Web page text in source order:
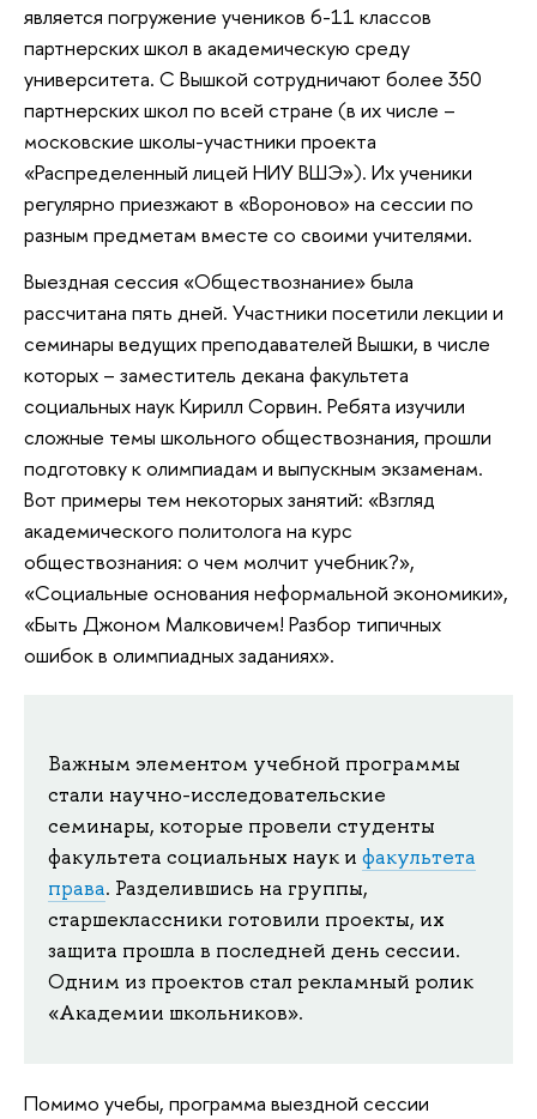
является погружение учеников 6-11 классов
партнерских школ в академическую среду
университета. С Вышкой сотрудничают более 350
партнерских школ по всей стране (в их числе –
московские школы-участники проекта
«Распределенный лицей НИУ ВШЭ»). Их ученики
регулярно приезжают в «Вороново» на сессии по
разным предметам вместе со своими учителями.
Выездная сессия «Обществознание» была
рассчитана пять дней. Участники посетили лекции и
семинары ведущих преподавателей Вышки, в числе
которых – заместитель декана факультета
социальных наук Кирилл Сорвин. Ребята изучили
сложные темы школьного обществознания, прошли
подготовку к олимпиадам и выпускным экзаменам.
Вот примеры тем некоторых занятий: «Взгляд
академического политолога на курс
обществознания: о чем молчит учебник?»,
«Социальные основания неформальной экономики»,
«Быть Джоном Малковичем! Разбор типичных
ошибок в олимпиадных заданиях».
Важным элементом учебной программы
стали научно-исследовательские
семинары, которые провели студенты
факультета социальных наук и факультета
права. Разделившись на группы,
старшеклассники готовили проекты, их
защита прошла в последней день сессии.
Одним из проектов стал рекламный ролик
«Академии школьников».
Помимо учебы, программа выездной сессии